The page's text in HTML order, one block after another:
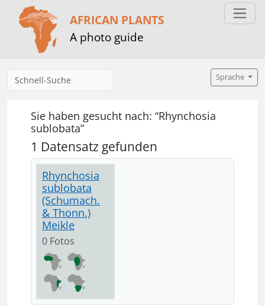
AFRICAN PLANTS
A photo guide
Sprache
Sie haben gesucht nach: “Rhynchosia
sublobata”
1 Datensatz gefunden
Rhynchosia
sublobata
(Schumach.
& Thonn.)
Meikle
0 Fotos